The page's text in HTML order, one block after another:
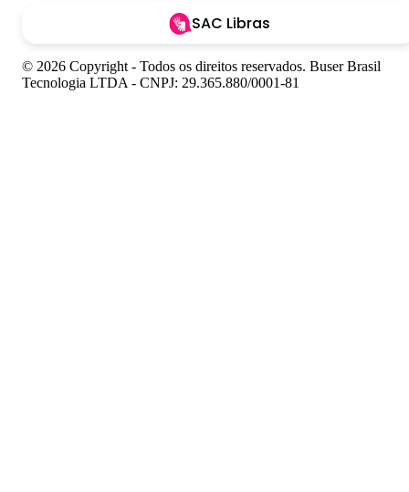
SAC Libras
© 2026 Copyright - Todos os direitos reservados. Buser Brasil
Tecnologia LTDA - CNPJ: 29.365.880/0001-81